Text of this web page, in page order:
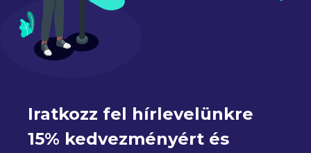
Iratkozz fel hírlevelünkre
15% kedvezményért és